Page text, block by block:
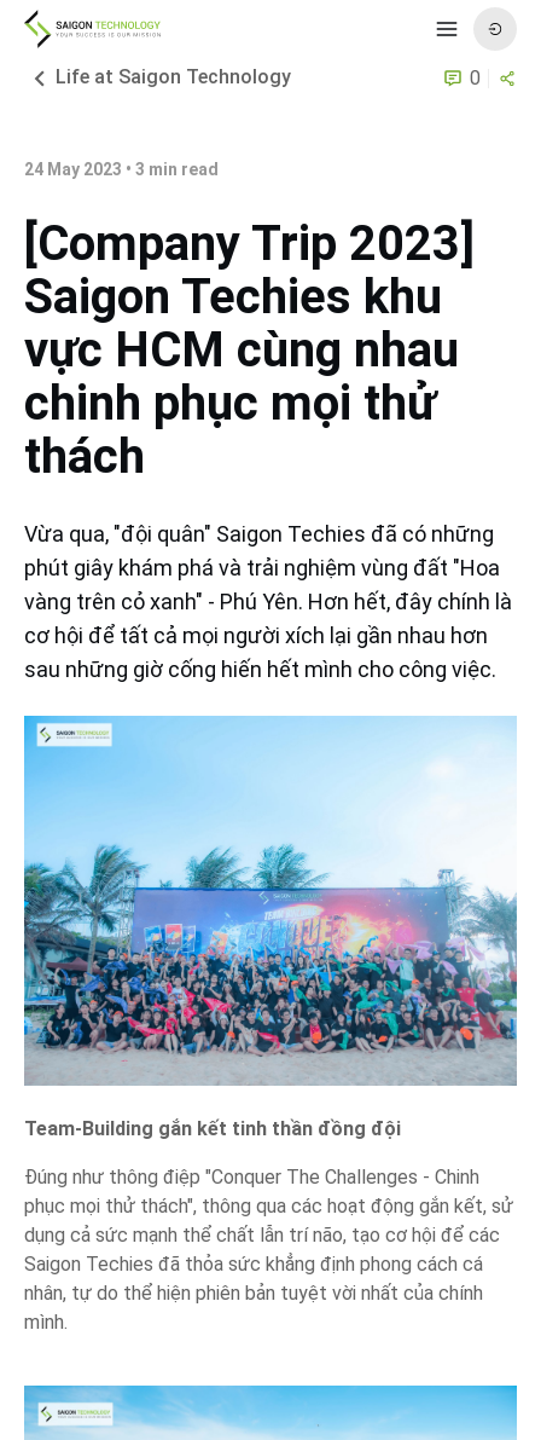
Life at Saigon Technology 0
24 May 2023 • 3 min read
[Company Trip 2023]
Saigon Techies khu
vực HCM cùng nhau
chinh phục mọi thử
thách
Vừa qua, "đội quân" Saigon Techies đã có những
phút giây khám phá và trải nghiệm vùng đất "Hoa
vàng trên cỏ xanh" - Phú Yên. Hơn hết, đây chính là
cơ hội để tất cả mọi người xích lại gần nhau hơn
sau những giờ cống hiến hết mình cho công việc.
Team-Building gắn kết tinh thần đồng đội
Đúng như thông điệp "Conquer The Challenges - Chinh
phục mọi thử thách", thông qua các hoạt động gắn kết, sử
dụng cả sức mạnh thể chất lẫn trí não, tạo cơ hội để các
Saigon Techies đã thỏa sức khẳng định phong cách cá
nhân, tự do thể hiện phiên bản tuyệt vời nhất của chính
mình.